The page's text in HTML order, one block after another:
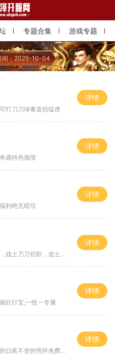
专题合集 游戏专题
间：2025-10-04
打刀刀绿毒道招猛虎
详情
遇特色激情
详情
利绝无暗坑
详情
刀刀切割，道士宠物秒怪
详情
狂打宝,一怪一专属
详情
夜不变的情怀免费绿色
详情